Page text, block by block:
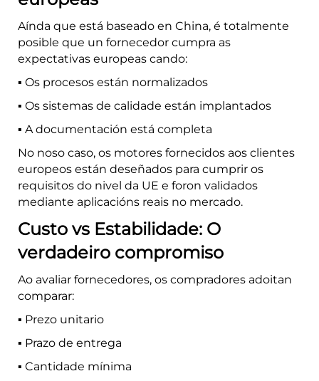
Aínda que está baseado en China, é totalmente
posible que un fornecedor cumpra as
expectativas europeas cando:
▪️ Os procesos están normalizados
▪️ Os sistemas de calidade están implantados
▪️ A documentación está completa
No noso caso, os motores fornecidos aos clientes
europeos están deseñados para cumprir os
requisitos do nivel da UE e foron validados
mediante aplicacións reais no mercado.
Custo vs Estabilidade: O
verdadeiro compromiso
Ao avaliar fornecedores, os compradores adoitan
comparar:
▪️ Prezo unitario
▪️ Prazo de entrega
▪️ Cantidade mínima